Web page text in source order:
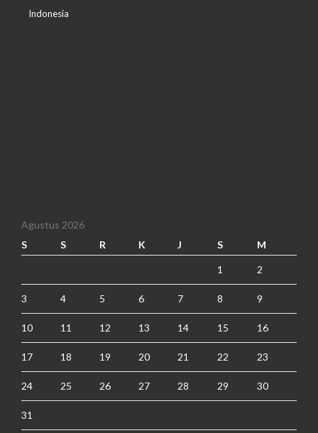
Indonesia
Agustus 2026
S
S R K J S M
1 2
3 4 5 6 7 8 9
10 11 12 13 14 15 16
17 18 19 20 21 22 23
24 25 26 27 28 29 30
31